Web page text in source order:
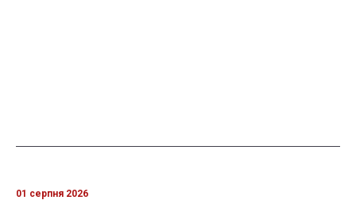
01 серпня 2026